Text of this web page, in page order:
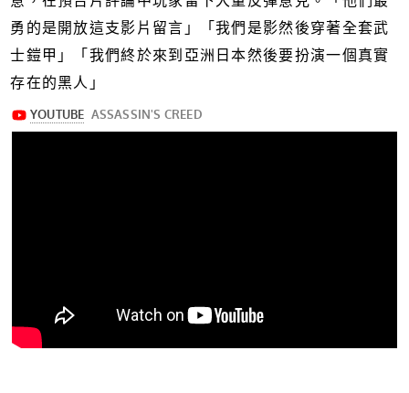
勇的是開放這支影片留言」「我們是影然後穿著全套武
士鎧甲」「我們終於來到亞洲日本然後要扮演一個真實
存在的黑人」